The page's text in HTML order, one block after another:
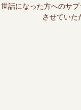
世話になった方へのサ
させていた